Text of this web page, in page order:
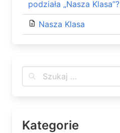
podziała „Nasza Klasa”?
Nasza Klasa
Kategorie